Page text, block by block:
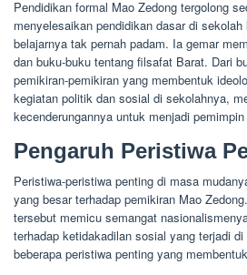
Pendidikan formal Mao Zedong tergolong
menyelesaikan pendidikan dasar di
belajarnya tak pernah padam. Ia gemar
dan buku-buku tentang filsafat Barat. Dari
pemikiran-pemikiran yang membentuk
kegiatan politik dan sosial di sekolahnya,
kecenderungannya untuk menjadi
Pengaruh Peristiwa
Peristiwa-peristiwa penting di masa
yang besar terhadap pemikiran Mao
tersebut memicu semangat
terhadap ketidakadilan sosial yang terjadi
beberapa peristiwa penting yang